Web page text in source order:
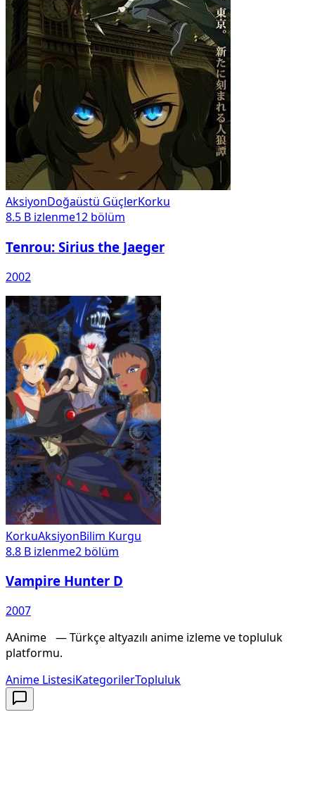
AksiyonDoğaüstü GüçlerKorku
8.5 B izlenme12 bölüm
Tenrou: Sirius the Jaeger
2002
KorkuAksiyonBilim Kurgu
8.8 B izlenme2 bölüm
Vampire Hunter D
2007
AAnime — Türkçe altyazılı anime izleme ve topluluk
platformu.
Anime ListesiKategorilerTopluluk